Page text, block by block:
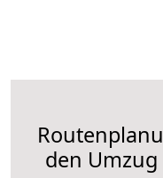
den